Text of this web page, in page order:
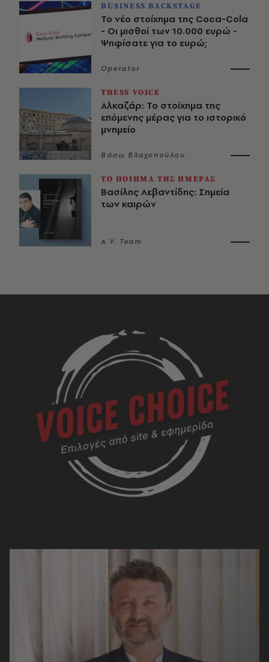
BUSINESS BACKSTAGE
Το νέο στοίχημα της Coca-Cola
- Οι μισθοί των 10.000 ευρώ -
Ψηφίσατε για το ευρώ;
Operator
THESS VOICE
Αλκαζάρ: Το στοίχημα της
επόμενης μέρας για το ιστορικό
μνημείο
Βάσω Βλαχοπούλου
ΤΟ ΠΟΙΗΜΑ ΤΗΣ ΗΜΕΡΑΣ
Βασίλης Λεβαντίδης: Σημεία
των καιρών
A.V. Team